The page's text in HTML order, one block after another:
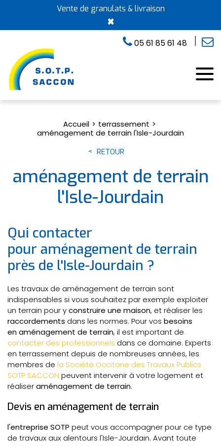
Vente de granulats & livraison
×
05 61 85 61 48
Accueil
terrassement
aménagement de terrain l'Isle-Jourdain
RETOUR
aménagement de terrain
l'Isle-Jourdain
Qui contacter
pour aménagement de terrain
près de l'Isle-Jourdain ?
Les travaux de aménagement de terrain sont
indispensables si vous souhaitez par exemple exploiter
un terrain pour yconstruire une maison, et réaliser les
raccordements dans les normes. Pour vos besoins
en aménagement de terrain, il est important de
contacter des professionnels dans ce domaine. Experts
en terrassement depuis de nombreuses années, les
membres de la Société Occitane des Travaux Publics
SOTP SACCON peuvent intervenir à votre logement et
réaliseraménagement de terrain.
Devis en aménagement de terrain
l'entreprise SOTP peut vous accompagner pour ce type
de travaux aux alentours l'Isle-Jourdain. Avant toute